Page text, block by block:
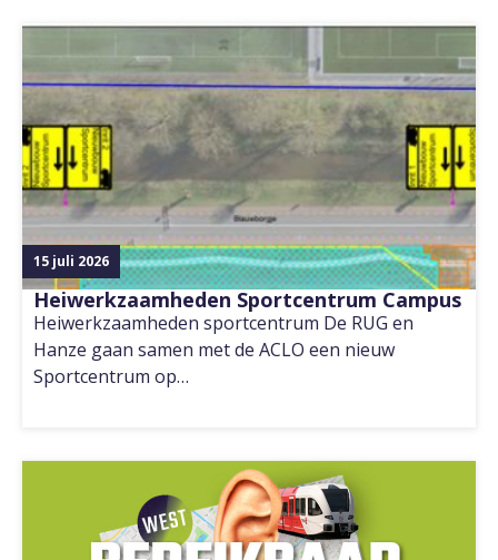
15 juli 2026
Heiwerkzaamheden Sportcentrum Campus
Heiwerkzaamheden sportcentrum De RUG en
Hanze gaan samen met de ACLO een nieuw
Sportcentrum op…